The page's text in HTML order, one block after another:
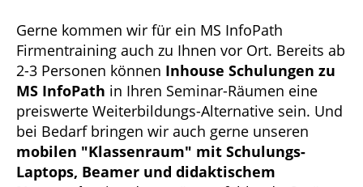
Gerne kommen wir für ein MS InfoPath
Firmentraining auch zu Ihnen vor Ort. Bereits ab
2-3 Personen können Inhouse Schulungen zu
MS InfoPath in Ihren Seminar-Räumen eine
preiswerte Weiterbildungs-Alternative sein. Und
bei Bedarf bringen wir auch gerne unseren
mobilen "Klassenraum" mit Schulungs-
Laptops, Beamer und didaktischem